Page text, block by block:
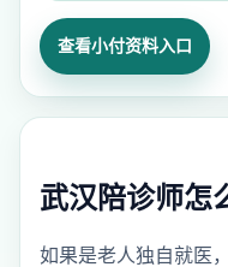
查看小付资料入口
武汉陪诊师怎
如果是老人独自就医